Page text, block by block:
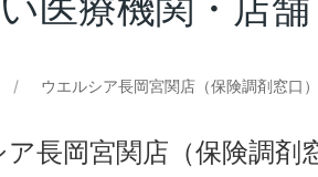
ウエルシア長岡宮関店（保険調剤窓口）
長岡宮関店（保険調剤